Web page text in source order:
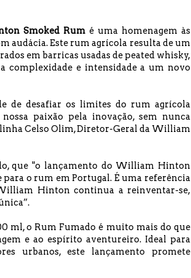
Smoked Rum é uma homenagem às
audácia. Este rum agrícola resulta de um
em barricas usadas de peated whisky,
complexidade e intensidade a um novo
de desafiar os limites do rum agrícola
paixão pela inovação, sem nunca
Celso Olim, Diretor-Geral da William
que "o lançamento do William Hinton
o rum em Portugal. É uma referência
Hinton continua a reinventar-se,
ml, o Rum Fumado é muito mais do que
e ao espírito aventureiro. Ideal para
urbanos, este lançamento promete